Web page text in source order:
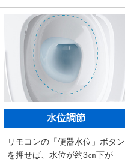
水位調節
リモコンの「便器水位」ボタン
を押せば、水位が約3㎝下が